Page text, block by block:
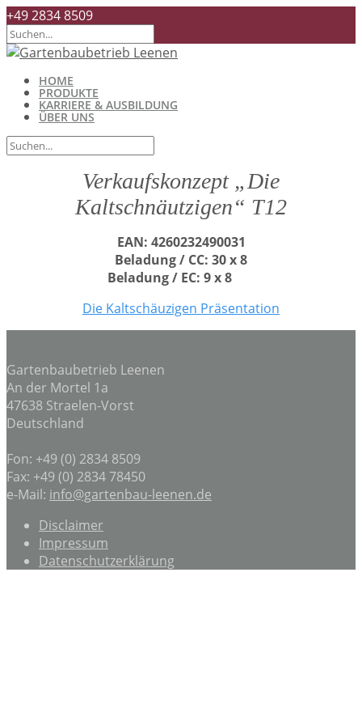
+49 2834 8509
HOME
PRODUKTE
KARRIERE & AUSBILDUNG
ÜBER UNS
Verkaufskonzept „Die
Kaltschnäutzigen“ T12
EAN: 4260232490031
Beladung / CC: 30 x 8
Beladung / EC: 9 x 8
Die Kaltschäuzigen Präsentation
Gartenbaubetrieb Leenen
An der Mortel 1a
47638 Straelen-Vorst
Deutschland
Fon: +49 (0) 2834 8509
Fax: +49 (0) 2834 78450
e-Mail: info@gartenbau-leenen.de
Disclaimer
Impressum
Datenschutzerklärung